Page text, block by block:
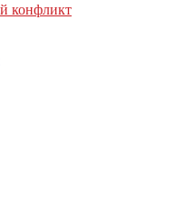
конфликт